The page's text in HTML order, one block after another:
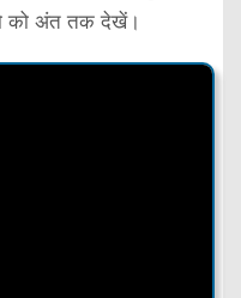
को अंत तक देखें।